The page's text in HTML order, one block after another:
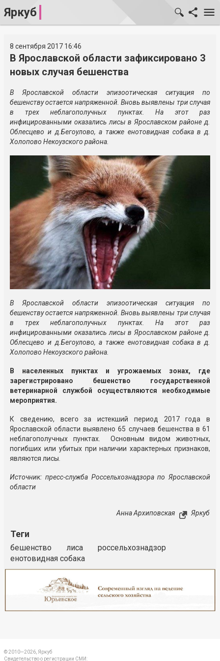
Яркуб
8 сентября 2017 16:46
В Ярославской области зафиксировано 3
новых случая бешенства
В Ярославской области эпизоотическая ситуация по
бешенству остается напряженной. Вновь выявлены три случая
в трех неблагополучных пунктах. На этот раз
инфицированными оказались лисы в Ярославском районе д.
Облесцево и д.Бегоулово, а также енотовидная собака в д.
Холопово Некоузского района.
В Ярославской области эпизоотическая ситуация по
бешенству остается напряженной. Вновь выявлены три случая
в трех неблагополучных пунктах. На этот раз
инфицированными оказались лисы в Ярославском районе д.
Облесцево и д.Бегоулово, а также енотовидная собака в д.
Холопово Некоузского района.
В населенных пунктах и угрожаемых зонах, где
зарегистрировано бешенство государственной
ветеринарной службой осуществляются необходимые
мероприятия.
К сведению, всего за истекший период 2017 года в
Ярославской области выявлено 65 случаев бешенства в 61
неблагополучных пунктах. Основным видом животных,
погибших или убитых при наличии характерных признаков,
являются лисы.
Источник: пресс-служба Россельхознадзора по Ярославской
области
Анна Архиповская Яркуб
Теги
бешенство лиса
россельхознадзор
енотовидная собака
© 2010—2026, Яркуб
Свидетельство о регистрации СМИ: